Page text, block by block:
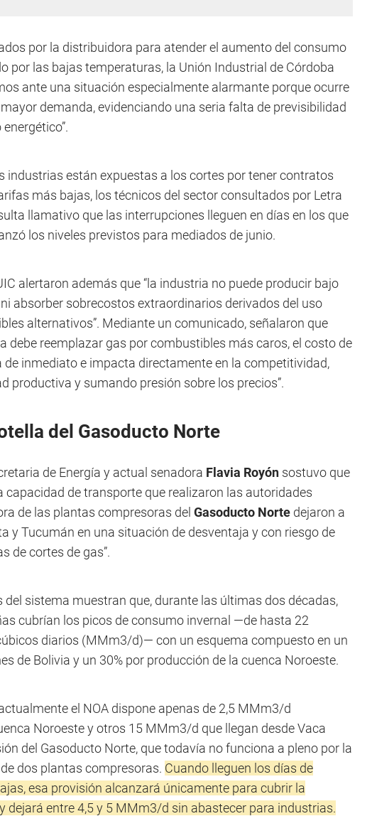
por la distribuidora para atender el aumento del consumo
por las bajas temperaturas, la Unión Industrial de Córdoba
ante una situación especialmente alarmante porque ocurre
demanda, evidenciando una seria falta de previsibilidad
industrias están expuestas a los cortes por tener contratos
más bajas, los técnicos del sector consultados por Letra
llamativo que las interrupciones lleguen en días en los que
los niveles previstos para mediados de junio.
alertaron además que “la industria no puede producir bajo
absorber sobrecostos extraordinarios derivados del uso
alternativos”. Mediante un comunicado, señalaron que
debe reemplazar gas por combustibles más caros, el costo de
inmediato e impacta directamente en la competitividad,
productiva y sumando presión sobre los precios”.
del Gasoducto Norte
de Energía y actual senadora Flavia Royón sostuvo que
capacidad de transporte que realizaron las autoridades
de las plantas compresoras del Gasoducto Norte dejaron a
y Tucumán en una situación de desventaja y con riesgo de
de cortes de gas”.
del sistema muestran que, durante las últimas dos décadas,
cubrían los picos de consumo invernal —de hasta 22
diarios (MMm3/d)— con un esquema compuesto en un
de Bolivia y un 30% por producción de la cuenca Noroeste.
el NOA dispone apenas de 2,5 MMm3/d
Noroeste y otros 15 MMm3/d que llegan desde Vaca
del Gasoducto Norte, que todavía no funciona a pleno por la
dos plantas compresoras. Cuando lleguen los días de
esa provisión alcanzará únicamente para cubrir la
dejará entre 4,5 y 5 MMm3/d sin abastecer para industrias.